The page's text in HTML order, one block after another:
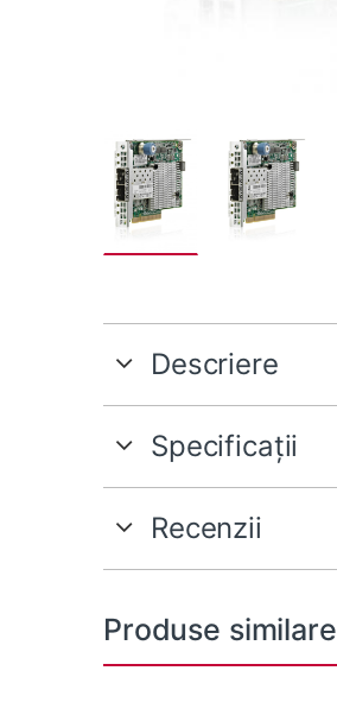
Descriere
Specificații
Recenzii
Produse similare